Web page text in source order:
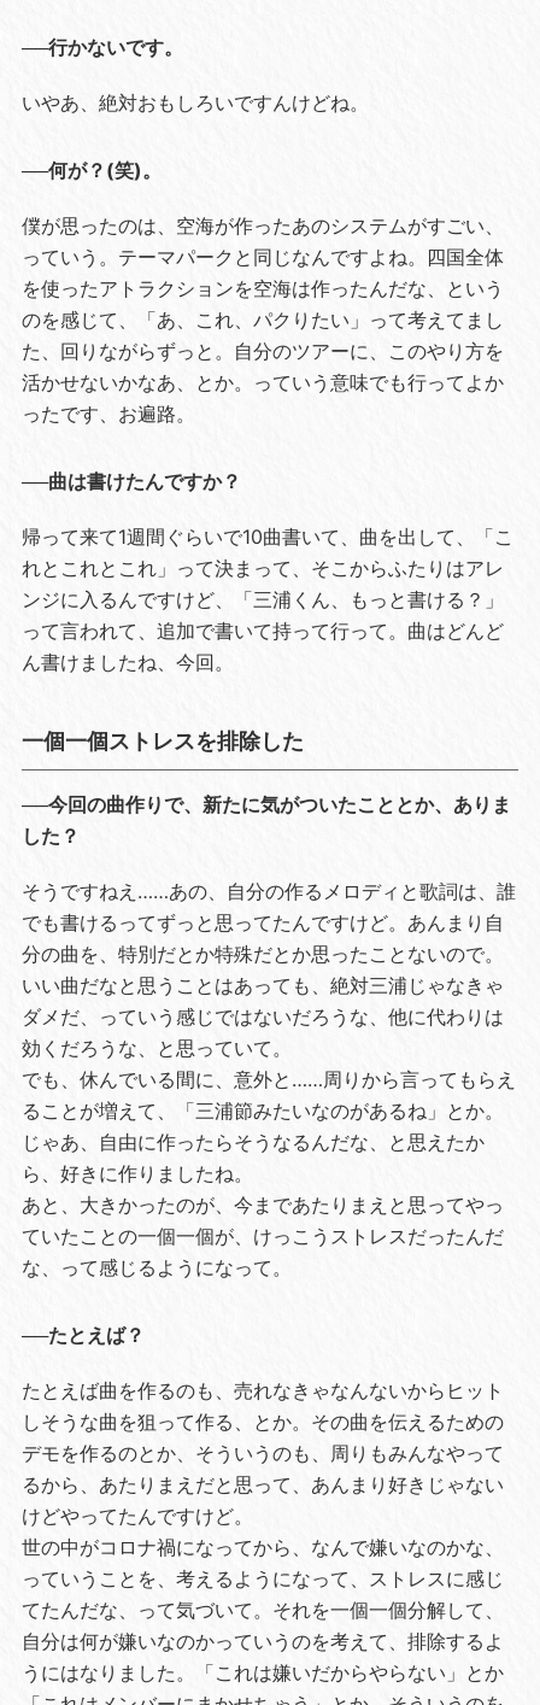
──行かないです。
いやあ、絶対おもしろいですんけどね。
──何が？(笑)。
僕が思ったのは、空海が作ったあのシステムがすごい、
っていう。テーマパークと同じなんですよね。四国全体
を使ったアトラクションを空海は作ったんだな、という
のを感じて、「あ、これ、パクりたい」って考えてまし
た、回りながらずっと。自分のツアーに、このやり方を
活かせないかなあ、とか。っていう意味でも行ってよか
ったです、お遍路。
──曲は書けたんですか？
帰って来て1週間ぐらいで10曲書いて、曲を出して、「こ
れとこれとこれ」って決まって、そこからふたりはアレ
ンジに入るんですけど、「三浦くん、もっと書ける？」
って言われて、追加で書いて持って行って。曲はどんど
ん書けましたね、今回。
一個一個ストレスを排除した
──今回の曲作りで、新たに気がついたこととか、ありま
した？
そうですねえ……あの、自分の作るメロディと歌詞は、誰
でも書けるってずっと思ってたんですけど。あんまり自
分の曲を、特別だとか特殊だとか思ったことないので。
いい曲だなと思うことはあっても、絶対三浦じゃなきゃ
ダメだ、っていう感じではないだろうな、他に代わりは
効くだろうな、と思っていて。
でも、休んでいる間に、意外と……周りから言ってもらえ
ることが増えて、「三浦節みたいなのがあるね」とか。
じゃあ、自由に作ったらそうなるんだな、と思えたか
ら、好きに作りましたね。
あと、大きかったのが、今まであたりまえと思ってやっ
ていたことの一個一個が、けっこうストレスだったんだ
な、って感じるようになって。
──たとえば？
たとえば曲を作るのも、売れなきゃなんないからヒット
しそうな曲を狙って作る、とか。その曲を伝えるための
デモを作るのとか、そういうのも、周りもみんなやって
るから、あたりまえだと思って、あんまり好きじゃない
けどやってたんですけど。
世の中がコロナ禍になってから、なんで嫌いなのかな、
っていうことを、考えるようになって、ストレスに感じ
てたんだな、って気づいて。それを一個一個分解して、
自分は何が嫌いなのかっていうのを考えて、排除するよ
うにはなりました。「これは嫌いだからやらない」とか